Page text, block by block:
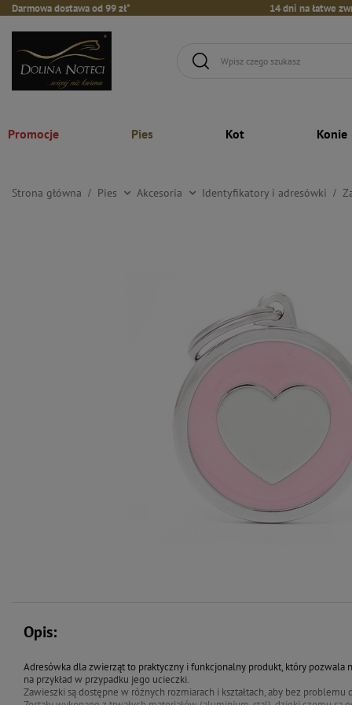
Darmowa dostawa od 99 zł* 14 dni na łatwe
Promocje Pies Kot Konie
Strona główna Pies Akcesoria Identyfikatory i adresówki
Opis:
Adresówka dla zwierząt to praktyczny i funkcjonalny produkt, który pozwala
na przykład w przypadku jego ucieczki.
Zawieszki są dostępne w różnych rozmiarach i kształtach, aby bez